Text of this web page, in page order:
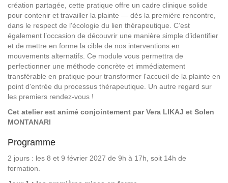
création partagée, cette pratique offre un cadre clinique solide
pour contenir et travailler la plainte — dès la première rencontre,
dans le respect de l'écologie du lien thérapeutique. C’est
également l’occasion de découvrir une manière simple d’identifier
et de mettre en forme la cible de nos interventions en
mouvements alternatifs. Ce module vous permettra de
perfectionner une méthode concrète et immédiatement
transférable en pratique pour transformer l'accueil de la plainte en
point d'entrée du processus thérapeutique. Un autre regard sur
les premiers rendez-vous !
Cet atelier est animé conjointement par Vera LIKAJ et Solen
MONTANARI
Programme
2 jours : les 8 et 9 février 2027 de 9h à 17h, soit 14h de
formation.